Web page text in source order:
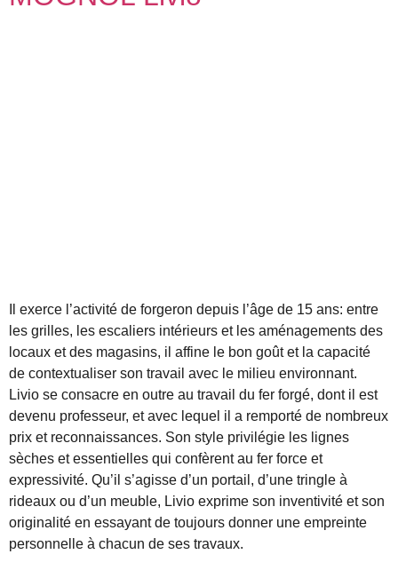
Il exerce l’activité de forgeron depuis l’âge de 15 ans: entre
les grilles, les escaliers intérieurs et les aménagements des
locaux et des magasins, il affine le bon goût et la capacité
de contextualiser son travail avec le milieu environnant.
Livio se consacre en outre au travail du fer forgé, dont il est
devenu professeur, et avec lequel il a remporté de nombreux
prix et reconnaissances. Son style privilégie les lignes
sèches et essentielles qui confèrent au fer force et
expressivité. Qu’il s’agisse d’un portail, d’une tringle à
rideaux ou d’un meuble, Livio exprime son inventivité et son
originalité en essayant de toujours donner une empreinte
personnelle à chacun de ses travaux.